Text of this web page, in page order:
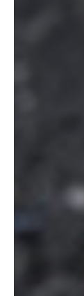
¿Hasta
guerra
Un menor
tras pisar
Sardinata,